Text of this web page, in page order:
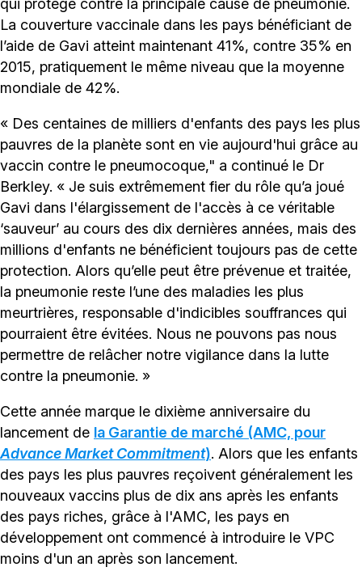
La couverture vaccinale dans les pays bénéficiant de
l’aide de Gavi atteint maintenant 41%, contre 35% en
2015, pratiquement le même niveau que la moyenne
mondiale de 42%.
« Des centaines de milliers d'enfants des pays les plus
pauvres de la planète sont en vie aujourd'hui grâce au
vaccin contre le pneumocoque," a continué le Dr
Berkley. « Je suis extrêmement fier du rôle qu’a joué
Gavi dans l'élargissement de l'accès à ce véritable
‘sauveur’ au cours des dix dernières années, mais des
millions d'enfants ne bénéficient toujours pas de cette
protection. Alors qu’elle peut être prévenue et traitée,
la pneumonie reste l’une des maladies les plus
meurtrières, responsable d'indicibles souffrances qui
pourraient être évitées. Nous ne pouvons pas nous
permettre de relâcher notre vigilance dans la lutte
contre la pneumonie. »
Cette année marque le dixième anniversaire du
lancement de la Garantie de marché (AMC, pour
Advance Market Commitment). Alors que les enfants
des pays les plus pauvres reçoivent généralement les
nouveaux vaccins plus de dix ans après les enfants
des pays riches, grâce à l'AMC, les pays en
développement ont commencé à introduire le VPC
moins d'un an après son lancement.